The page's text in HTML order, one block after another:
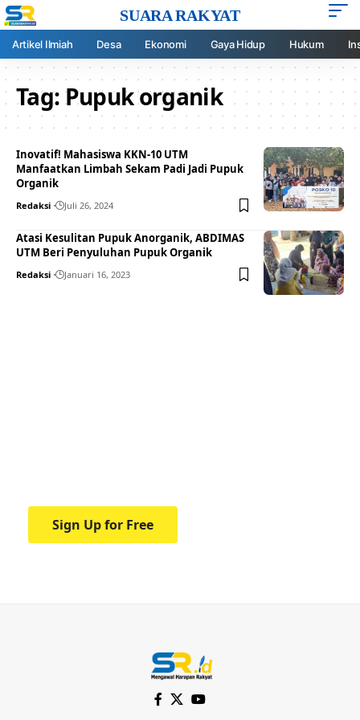
SUARA RAKYAT
Artikel Ilmiah Desa Ekonomi Gaya Hidup Hukum
Tag:Pupuk organik
Inovatif! Mahasiswa KKN-10 UTM
Manfaatkan Limbah Sekam Padi Jadi Pupuk
Organik
Redaksi Juli 26, 2024
Atasi Kesulitan Pupuk Anorganik, ABDIMAS
UTM Beri Penyuluhan Pupuk Organik
Redaksi Januari 16, 2023
Sign Up for Free